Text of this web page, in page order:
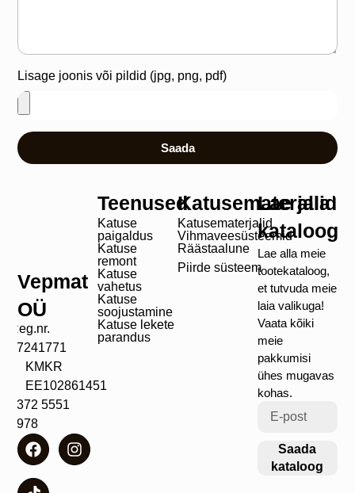
Lisage joonis või pildid (jpg, png, pdf)
Saada
Vepmat
OÜ
Reg.nr.
17241771
KMKR
EE102861451
+372 5551
4978
Teenused
Katuse
paigaldus
Katuse
remont
Katuse
vahetus
Katuse
soojustamine
Katuse lekete
parandus
Katusematerjalid
Katusematerjalid
Vihmaveesüsteemid
Räästaalune
Piirde süsteem
Lae alla
kataloog
Lae alla meie
tootekataloog,
et tutvuda meie
laia valikuga!
Vaata kõiki
meie
pakkumisi
ühes mugavas
kohas.
Saada
kataloog